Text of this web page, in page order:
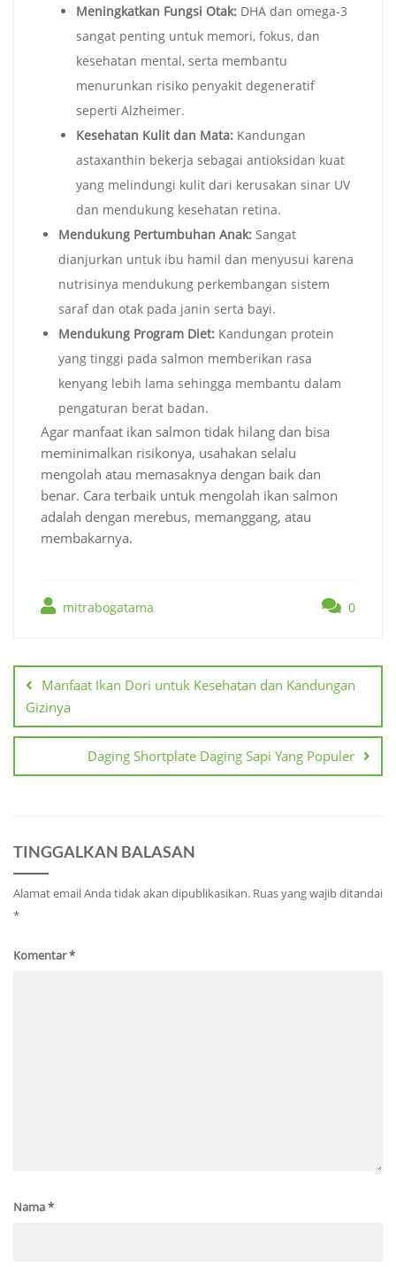
Meningkatkan Fungsi Otak: DHA dan omega-3
sangat penting untuk memori, fokus, dan
kesehatan mental, serta membantu
menurunkan risiko penyakit degeneratif
seperti Alzheimer.
Kesehatan Kulit dan Mata: Kandungan
astaxanthin bekerja sebagai antioksidan kuat
yang melindungi kulit dari kerusakan sinar UV
dan mendukung kesehatan retina.
Mendukung Pertumbuhan Anak: Sangat
dianjurkan untuk ibu hamil dan menyusui karena
nutrisinya mendukung perkembangan sistem
saraf dan otak pada janin serta bayi.
Mendukung Program Diet: Kandungan protein
yang tinggi pada salmon memberikan rasa
kenyang lebih lama sehingga membantu dalam
pengaturan berat badan.
Agar manfaat ikan salmon tidak hilang dan bisa
meminimalkan risikonya, usahakan selalu
mengolah atau memasaknya dengan baik dan
benar. Cara terbaik untuk mengolah ikan salmon
adalah dengan merebus, memanggang, atau
membakarnya.
mitrabogatama 0
posManfaat Ikan Dori untuk Kesehatan dan Kandungan
Gizinya
Daging Shortplate Daging Sapi Yang Populer
TINGGALKAN BALASAN
Alamat email Anda tidak akan dipublikasikan. Ruas yang wajib ditandai
*
Komentar*
Nama*